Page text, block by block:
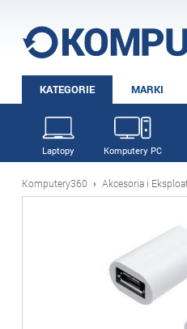
KATEGORIE MARKI
Laptopy Komputery PC
Komputery360 › Akcesoria i